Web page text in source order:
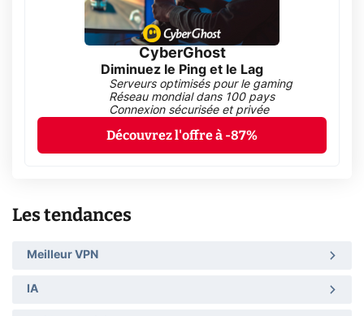
CyberGhost
Diminuez le Ping et le Lag
Serveurs optimisés pour le gaming
Réseau mondial dans 100 pays
Connexion sécurisée et privée
Découvrez l'offre à -87%
Les tendances
Meilleur VPN
IA